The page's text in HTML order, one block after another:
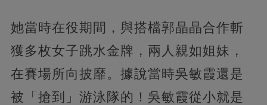
她當時在役期間，與搭檔郭晶晶合作斬
獲多枚女子跳水金牌，兩人親如姐妹，
在賽場所向披靡。據說當時吳敏霞還是
被「搶到」游泳隊的！吳敏霞從小就是